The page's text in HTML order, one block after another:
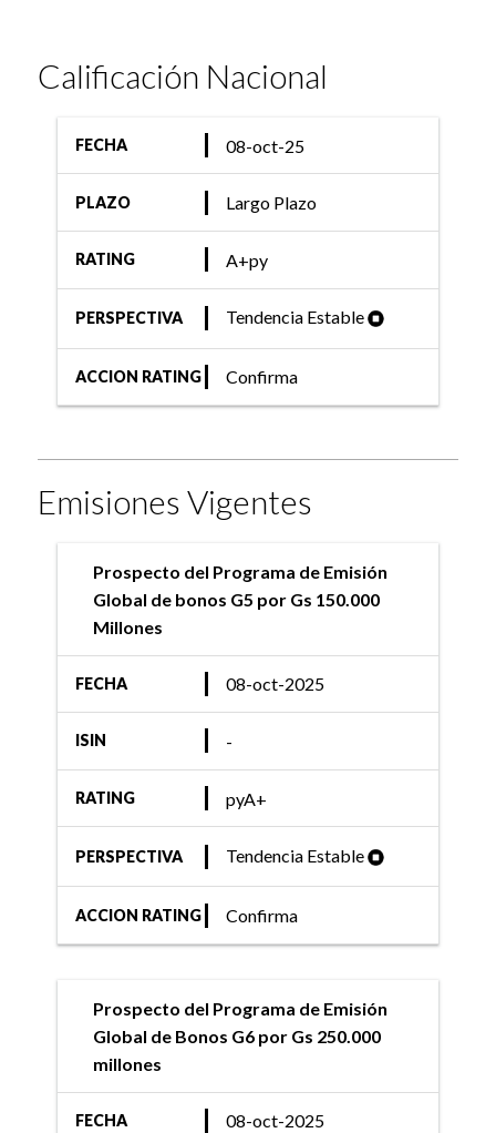
Calificación Nacional
FECHA 08-oct-25
PLAZO Largo Plazo
RATING A+py
PERSPECTIVA Tendencia Estable
ACCION RATING Confirma
Emisiones Vigentes
Prospecto del Programa de Emisión
Global de bonos G5 por Gs 150.000
Millones
FECHA 08-oct-2025
ISIN -
RATING pyA+
PERSPECTIVA Tendencia Estable
ACCION RATING Confirma
Prospecto del Programa de Emisión
Global de Bonos G6 por Gs 250.000
millones
FECHA 08-oct-2025